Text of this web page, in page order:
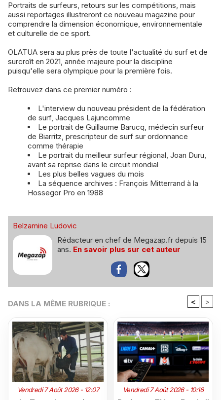
Portraits de surfeurs, retours sur les compétitions, mais
aussi reportages illustreront ce nouveau magazine pour
comprendre la dimension économique, environnementale
et culturelle de ce sport.
OLATUA sera au plus près de toute l'actualité du surf et de
surcroît en 2021, année majeure pour la discipline
puisqu'elle sera olympique pour la première fois.
Retrouvez dans ce premier numéro :
L'interview du nouveau président de la fédération
de surf, Jacques Lajuncomme
Le portrait de Guillaume Barucq, médecin surfeur
de Biarritz, prescripteur de surf sur ordonnance
comme thérapie
Le portrait du meilleur surfeur régional, Joan Duru,
avant sa reprise dans le circuit mondial
Les plus belles vagues du mois
La séquence archives : François Mitterrand à la
Hossegor Pro en 1988
Belzamine Ludovic
Rédacteur en chef de Megazap.fr depuis 15
ans. En savoir plus sur cet auteur
DANS LA MÊME RUBRIQUE : < >
Vendredi 7 Août 2026 - 12:07 Vendredi 7 Août 2026 - 10:16